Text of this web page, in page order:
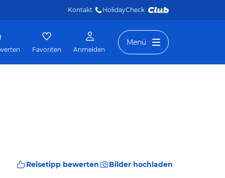
Kontakt HolidayCheck
Favoriten Anmelden
Menü
Reisetipp bewerten Bilder hochladen